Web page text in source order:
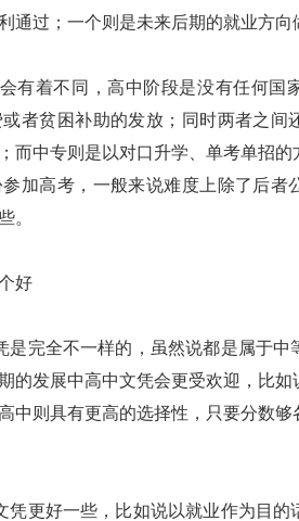
通过；一个则是未来后期的就业方向
着不同，高中阶段是没有任何国
者贫困补助的发放；同时两者之间
而中专则是以对口升学、单考单招
加高考，一般来说难度上除了后者
。
好
完全不一样的，虽然说都是属于中
的发展中高中文凭会更受欢迎，比如
中则具有更高的选择性，只要分数
更好一些，比如说以就业作为目的